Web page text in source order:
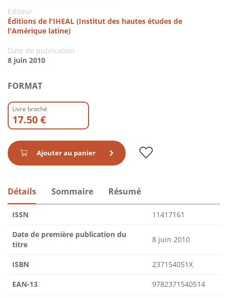
Editeur
Éditions de l'IHEAL (Institut des hautes études de
l'Amérique latine)
Date de publication
8 juin 2010
FORMAT
Livre broché
17.50 €
Ajouter au panier
Détails Sommaire Résumé
ISSN 11417161
Date de première publication du
titre
8 juin 2010
ISBN 237154051X
EAN-13 9782371540514